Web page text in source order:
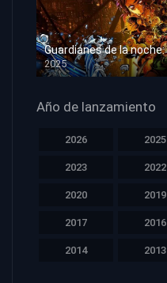
2025
HD 1080p
Año de lanzamiento
2026 2025
2023 2022
2020 2019
2017 2016
2014 2013